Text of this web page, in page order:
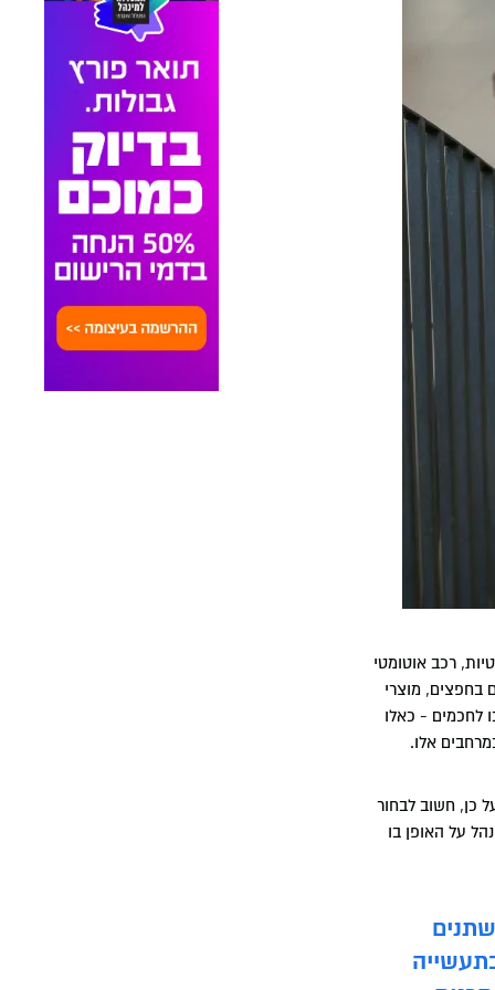
רכב אוטומטי
בחפצים, מוצרי
לחכמים - כאלו
אלו.
כן, חשוב לבחור
על האופן בו